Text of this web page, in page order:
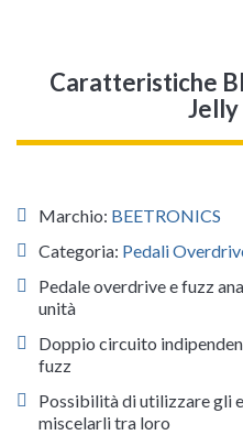
Caratteristiche
Jelly
Marchio: BEETRONICS
Categoria: Pedali
Pedale overdrive e fuzz
unità
Doppio circuito
fuzz
Possibilità di utilizzare gli
miscelarli tra loro